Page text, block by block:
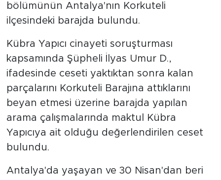
bölümünün Antalya'nın Korkuteli
ilçesindeki barajda bulundu.
Kübra Yapıcı cinayeti soruşturması
kapsamında Şüpheli İlyas Umur D.,
ifadesinde ceseti yaktıktan sonra kalan
parçalarını Korkuteli Barajına attıklarını
beyan etmesi üzerine barajda yapılan
arama çalışmalarında maktul Kübra
Yapıcıya ait olduğu değerlendirilen ceset
bulundu.
Antalya'da yaşayan ve 30 Nisan'dan beri